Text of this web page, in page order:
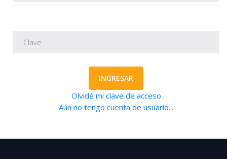
INGRESAR
Olvidé mi clave de acceso
Aún no tengo cuenta de usuario...